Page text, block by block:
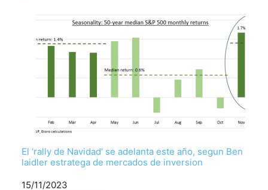
El ‘rally de Navidad’ se adelanta este año, segun Ben
laidler estratega de mercados de inversion
Fecha
15/11/2023